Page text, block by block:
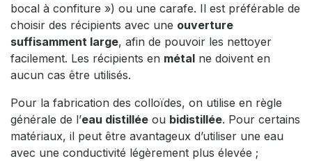
bocal à confiture ») ou une carafe. Il est préférable de
choisir des récipients avec une ouverture
suffisamment large, afin de pouvoir les nettoyer
facilement. Les récipients en métal ne doivent en
aucun cas être utilisés.
Pour la fabrication des colloïdes, on utilise en règle
générale de l’eau distillée ou bidistillée. Pour certains
matériaux, il peut être avantageux d’utiliser une eau
avec une conductivité légèrement plus élevée ;